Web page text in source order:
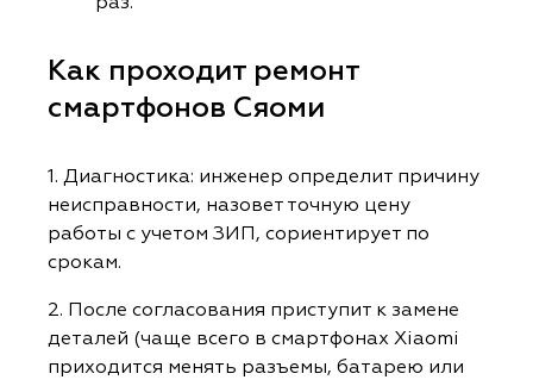
Как проходит ремонт
смартфонов Сяоми
1. Диагностика: инженер определит причину
неисправности, назовет точную цену
работы с учетом ЗИП, сориентирует по
срокам.
2. После согласования приступит к замене
деталей (чаще всего в смартфонах Xiaomi
приходится менять разъемы, батарею или